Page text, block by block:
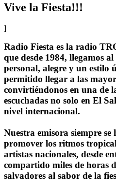
Vive la Fiesta!!!
]
Radio Fiesta es la radio
que desde 1984, llegamos
personal, alegre y un estilo
permitido llegar a las
convirtiéndonos en una de
escuchadas no solo en El
nivel internacional.
Nuestra emisora siempre
promover los ritmos
artistas nacionales, desde
compartido miles de horas
salvadores al sabor de la